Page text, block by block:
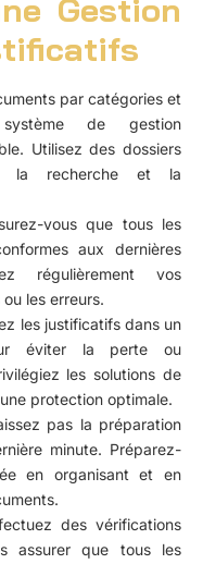
Gestion
par catégories et
de gestion
Utilisez des dossiers
la recherche et la
vous que tous les
aux dernières
régulièrement vos
les erreurs.
les justificatifs dans un
éviter la perte ou
les solutions de
protection optimale.
pas la préparation
minute. Préparez-
en organisant et en
des vérifications
assurer que tous les